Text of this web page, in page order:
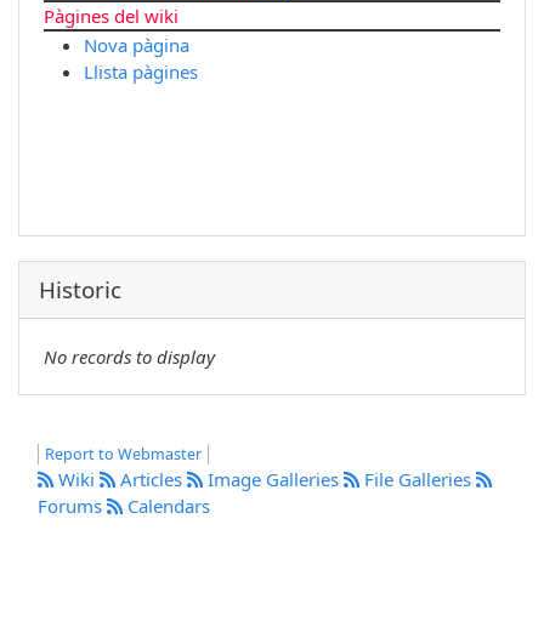
Pàgines del wiki
Nova pàgina
Llista pàgines
Historic
No records to display
Report to Webmaster
Wiki Articles Image Galleries
File Galleries
Forums
Calendars